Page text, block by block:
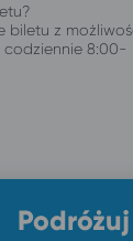
biletu z
codziennie 8:00-